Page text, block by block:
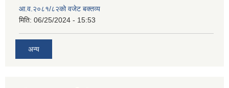
आ.व.२०८१/८२को वजेट बक्तव्य
मिति: 06/25/2024 - 15:53
अन्य